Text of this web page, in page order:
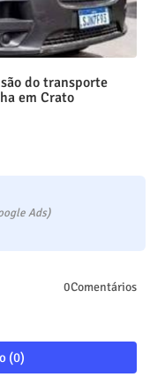
do transporte
em Crato
Ads)
0Comentários
(0)